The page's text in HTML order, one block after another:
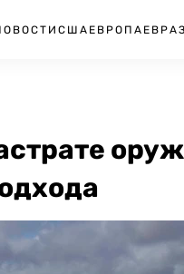
США ЕВРОПА